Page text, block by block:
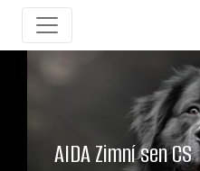
AIDA Zimní sen CS